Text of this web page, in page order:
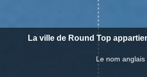
La ville de Round Top
Le nom anglais